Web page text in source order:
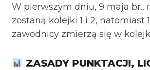
W pierwszym dniu, 9 maja br.,
zostaną kolejki 1 i 2, natomiast
zawodnicy zmierzą się w
ZASADY PUNKTACJI,